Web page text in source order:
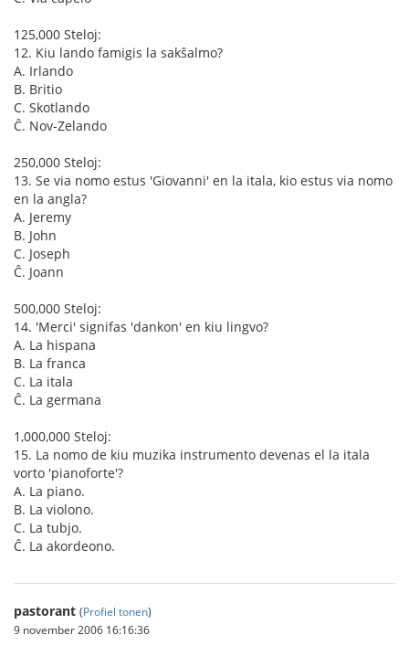
125,000 Steloj:
12. Kiu lando famigis la sakŝalmo?
A. Irlando
B. Britio
C. Skotlando
Ĉ. Nov-Zelando
250,000 Steloj:
13. Se via nomo estus 'Giovanni' en la itala, kio estus via nomo
en la angla?
A. Jeremy
B. John
C. Joseph
Ĉ. Joann
500,000 Steloj:
14. 'Merci' signifas 'dankon' en kiu lingvo?
A. La hispana
B. La franca
C. La itala
Ĉ. La germana
1,000,000 Steloj:
15. La nomo de kiu muzika instrumento devenas el la itala
vorto 'pianoforte'?
A. La piano.
B. La violono.
C. La tubjo.
Ĉ. La akordeono.
pastorant (Profiel tonen)
9 november 2006 16:16:36